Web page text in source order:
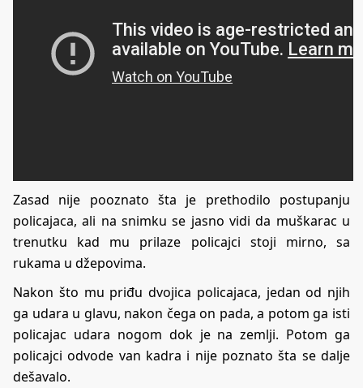
Zasad nije pooznato šta je prethodilo postupanju
policajaca, ali na snimku se jasno vidi da muškarac u
trenutku kad mu prilaze policajci stoji mirno, sa
rukama u džepovima.
Nakon što mu priđu dvojica policajaca, jedan od njih
ga udara u glavu, nakon čega on pada, a potom ga isti
policajac udara nogom dok je na zemlji. Potom ga
policajci odvode van kadra i nije poznato šta se dalje
dešavalo.